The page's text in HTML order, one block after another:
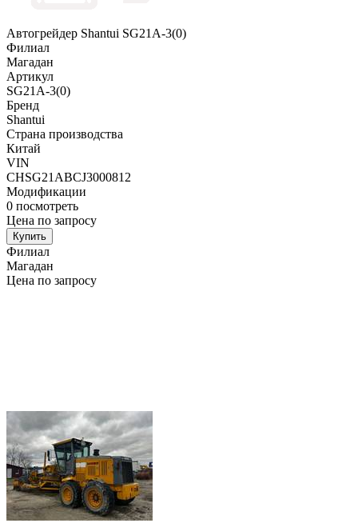
Автогрейдер Shantui SG21A-3(0)
Филиал
Магадан
Артикул
SG21A-3(0)
Бренд
Shantui
Страна производства
Китай
VIN
CHSG21ABCJ3000812
Модификации
0 посмотреть
Цена по запросу
Купить
Филиал
Магадан
Цена по запросу